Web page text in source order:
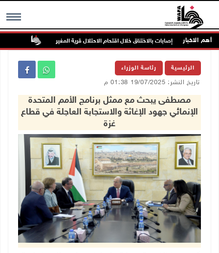
MENU أهم الاخبار إصابات بالاختناق خلال اقتحام الاحتلال قرية المغير
الرئيسية رئاسة الوزراء
تاريخ النشر: 19/07/2025 01:38 م
مصطفى يبحث مع ممثل برنامج الأمم المتحدة
الإنمائي جهود الإغاثة والاستجابة العاجلة في قطاع
غزة